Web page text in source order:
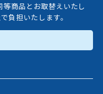
商品とお取替えいたし
負担いたします。